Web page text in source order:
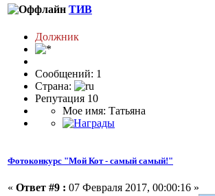
ТИВ
Должник
Сообщений: 1
Страна:
Репутация 10
Мое имя: Татьяна
Фотоконкурс "Мой Кот - самый самый!"
« Ответ #9 : 07 Февраля 2017, 00:00:16 »